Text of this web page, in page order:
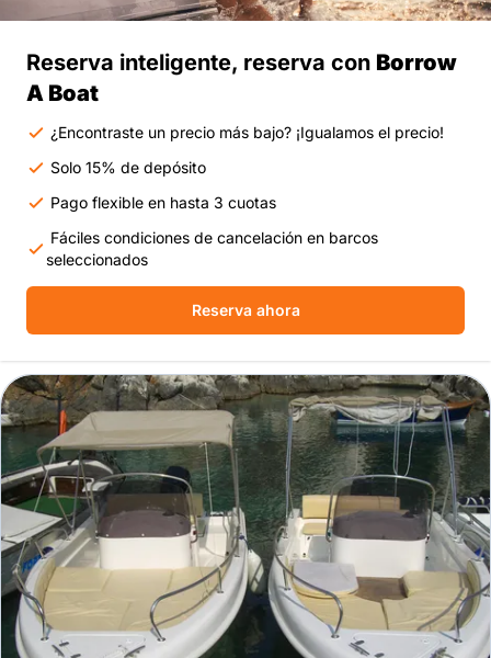
Reserva inteligente, reserva con Borrow
A Boat
¿Encontraste un precio más bajo? ¡Igualamos el precio!
Solo 15% de depósito
Pago flexible en hasta 3 cuotas
Fáciles condiciones de cancelación en barcos
seleccionados
Reserva ahora